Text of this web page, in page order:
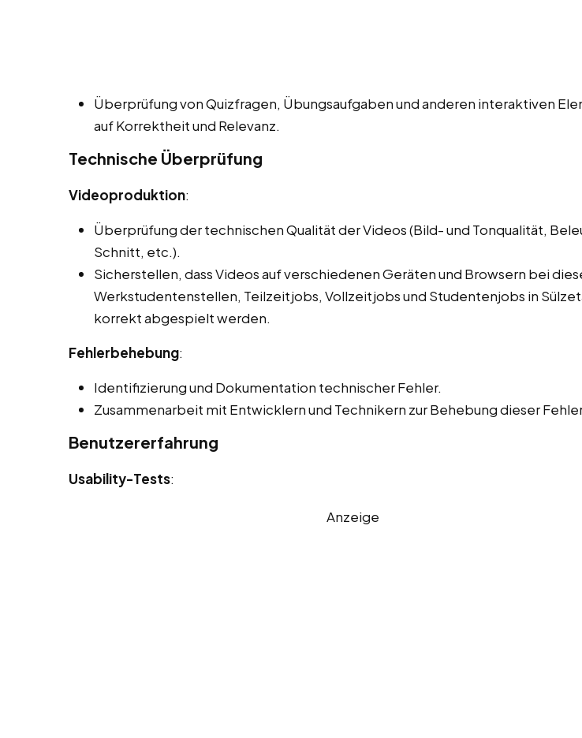
Überprüfung von Quizfragen, Übungsaufgaben und anderen interaktiven
auf Korrektheit und Relevanz.
Technische Überprüfung
Videoproduktion:
Überprüfung der technischen Qualität der Videos (Bild- und Tonqualität,
Schnitt, etc.).
Sicherstellen, dass Videos auf verschiedenen Geräten und Browsern bei
Werkstudentenstellen, Teilzeitjobs, Vollzeitjobs und Studentenjobs in
korrekt abgespielt werden.
Fehlerbehebung:
Identifizierung und Dokumentation technischer Fehler.
Zusammenarbeit mit Entwicklern und Technikern zur Behebung dieser
Benutzererfahrung
Usability-Tests:
Anzeige